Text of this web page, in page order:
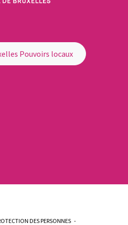
Pouvoirs locaux
DES PERSONNES